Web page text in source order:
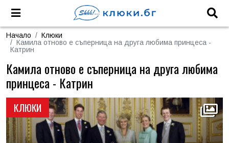
Начало
Клюки
Камила отново е съперница на друга любима принцеса -
Катрин
КЛЮКИ
Камила отново е съперница на друга любима
принцеса - Катрин